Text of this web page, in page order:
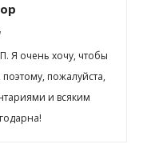
Я очень хочу, чтобы
пожалуйста,
и всяким